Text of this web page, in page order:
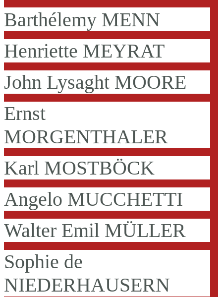
Barthélemy MENN
Henriette MEYRAT
John Lysaght MOORE
Ernst
MORGENTHALER
Karl MOSTBÖCK
Angelo MUCCHETTI
Walter Emil MÜLLER
Sophie de
NIEDERHAUSERN